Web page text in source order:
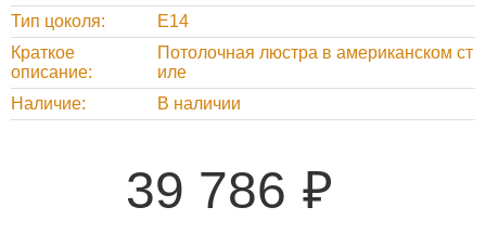
Тип цоколя
Е14
Краткое
описание
Потолочная люстра в американском ст
иле
Наличие
В наличии
39 786